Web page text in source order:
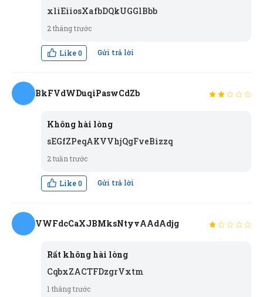
xliEiiosXafbDQkUGGlBbb
2 tháng trước
Like0 Gửi trả lời
BkFVdWDuqiPaswCdZb
Không hài lòng
sEGfZPeqAKVVhjQgFveBizzq
2 tuần trước
Like0 Gửi trả lời
VWFdcCaXJBMksNtyvAAdAdjg
Rất không hài lòng
CqbxZACTFDzgrVxtm
1 tháng trước